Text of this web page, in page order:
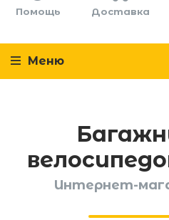
Помощь Доставка
Меню
Интернет-